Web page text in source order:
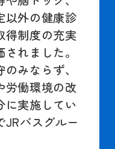
以外の健康診
得制度の充実
れました。
みならず、
労働環境の改
に実施してい
JRバスグルー